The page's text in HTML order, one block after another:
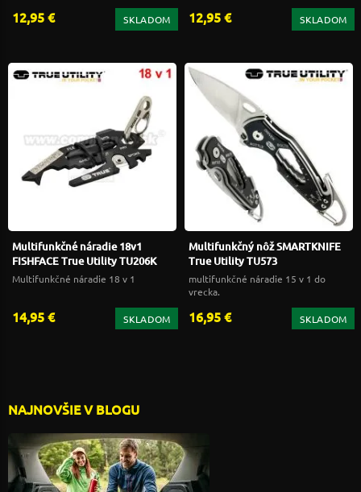
12,95 € SKLADOM 12,95 € SKLADOM
Multifunkčné náradie 18v1
FISHFACE True Utility TU206K
Multifunkčné náradie 18 v 1
14,95 € SKLADOM
Multifunkčný nôž SMARTKNIFE
True Utility TU573
multifunkčné náradie 15 v 1 do
vrecka.
16,95 € SKLADOM
NAJNOVŠIE V BLOGU